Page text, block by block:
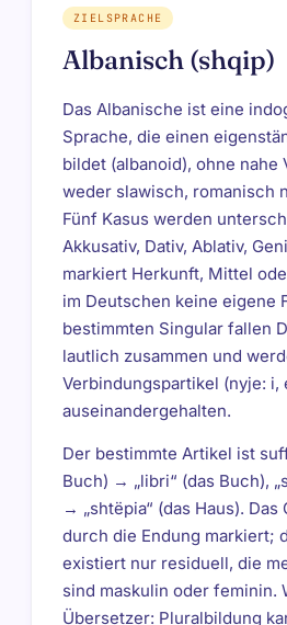
ZIELSPRACHE
Albanisch (shqip)
Das Albanische ist eine
Sprache, die einen
bildet (albanoid), ohne nahe
weder slawisch, romanisch
Fünf Kasus werden
Akkusativ, Dativ, Ablativ,
markiert Herkunft, Mittel
im Deutschen keine eigene
bestimmten Singular fallen
lautlich zusammen und
Verbindungspartikel (nyje: i,
auseinandergehalten.
Der bestimmte Artikel ist
Buch) → „libri“ (das Buch),
→ „shtëpia“ (das Haus).
durch die Endung markiert;
existiert nur residuell, die
sind maskulin oder feminin.
Übersetzer: Pluralbildung